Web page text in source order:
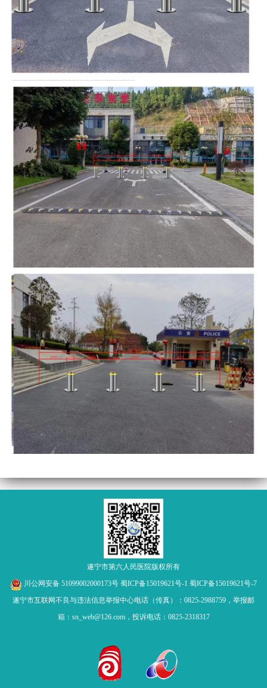
遂宁市第六人民医院版权所有
川公网安备 51099002000173号 蜀ICP备15019621号-1 蜀ICP备15019621号-7
遂宁市互联网不良与违法信息举报中心电话（传真）：0825-2988759，举报邮
箱：sn_web@126.com，投诉电话：0825-2318317